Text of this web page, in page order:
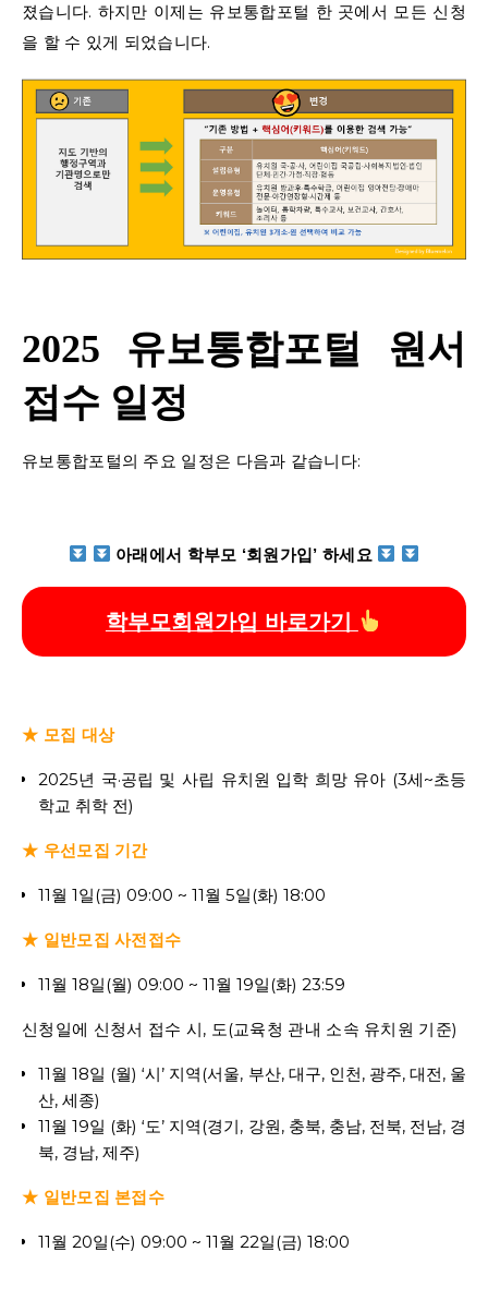
졌습니다. 하지만 이제는 유보통합포털 한 곳에서 모든 신청
을 할 수 있게 되었습니다.
2025 유보통합포털 원서
접수 일정
유보통합포털의 주요 일정은 다음과 같습니다:
아래에서 학부모 ‘회원가입’ 하세요
학부모회원가입 바로가기
★ 모집 대상
2025년 국·공립 및 사립 유치원 입학 희망 유아 (3세~초등
학교 취학 전)
★ 우선모집 기간
11월 1일(금) 09:00 ~ 11월 5일(화) 18:00
★ 일반모집 사전접수
11월 18일(월) 09:00 ~ 11월 19일(화) 23:59
신청일에 신청서 접수 시, 도(교육청 관내 소속 유치원 기준)
11월 18일 (월) ‘시’ 지역(서울, 부산, 대구, 인천, 광주, 대전, 울
산, 세종)
11월 19일 (화) ‘도’ 지역(경기, 강원, 충북, 충남, 전북, 전남, 경
북, 경남, 제주)
★ 일반모집 본접수
11월 20일(수) 09:00 ~ 11월 22일(금) 18:00